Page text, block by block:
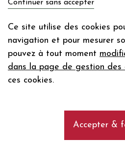
Continuer sans accepter
Ce site utilise des cookies
navigation et pour mesurer
pouvez à tout moment
dans la page de gestion des
ces cookies.
Accepter &
en
Votre
email
En m’abonnant, j’accepte